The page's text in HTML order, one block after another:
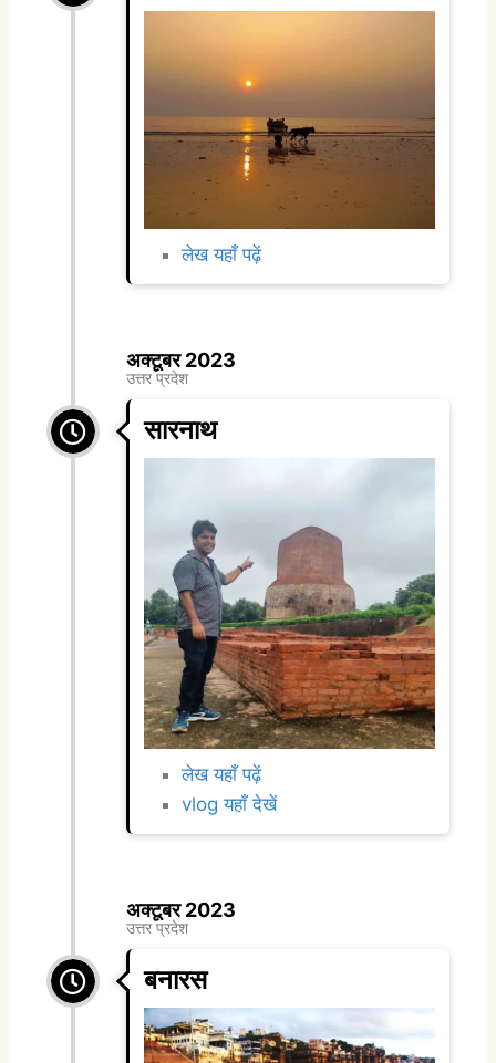
लेख यहाँ पढ़ें
अक्टूबर 2023
उत्तर प्रदेश
सारनाथ
लेख यहाँ पढ़ें
vlog यहाँ देखें
अक्टूबर 2023
उत्तर प्रदेश
बनारस